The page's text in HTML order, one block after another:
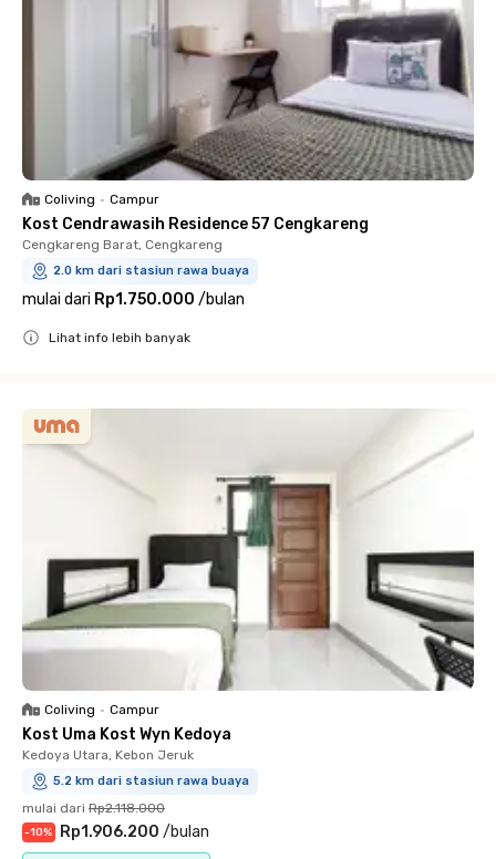
Coliving • Campur
Kost Cendrawasih Residence 57 Cengkareng
Cengkareng Barat, Cengkareng
2.0 km dari stasiun rawa buaya
mulai dari Rp1.750.000 /bulan
Lihat info lebih banyak
Coliving • Campur
Kost Uma Kost Wyn Kedoya
Kedoya Utara, Kebon Jeruk
5.2 km dari stasiun rawa buaya
mulai dari Rp2.118.000
-10% Rp1.906.200 /bulan